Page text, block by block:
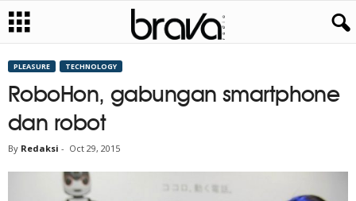
PLEASURE TECHNOLOGY
RoboHon, gabungan smartphone
dan robot
By Redaksi - Oct 29, 2015